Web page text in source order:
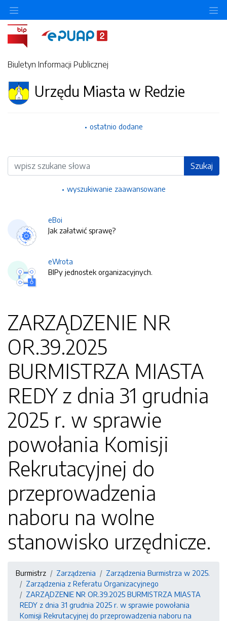
Biuletyn Informacji Publicznej
Urzędu Miasta w Redzie
ostatnio dodane
Wyszukiwarka Szukaj
wyszukiwanie zaawansowane
eBoi
Jak załatwić sprawę?
eWrota
BIPy jednostek organizacyjnych.
ZARZĄDZENIE NR
OR.39.2025
BURMISTRZA MIASTA
REDY z dnia 31 grudnia
2025 r. w sprawie
powołania Komisji
Rekrutacyjnej do
przeprowadzenia
naboru na wolne
stanowisko urzędnicze.
Burmistrz Zarządzenia
Zarządzenia Burmistrza w 2025.
Zarządzenia z Referatu Organizacyjnego
ZARZĄDZENIE NR OR.39.2025 BURMISTRZA MIASTA
REDY z dnia 31 grudnia 2025 r. w sprawie powołania
Komisji Rekrutacyjnej do przeprowadzenia naboru na